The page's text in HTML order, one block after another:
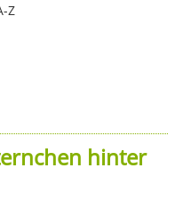
Z
hinter